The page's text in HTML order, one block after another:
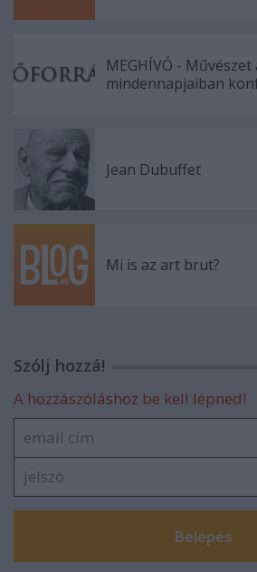
MEGHÍVÓ -
mindennapjaiban
Jean Dubuffet
Mi is az art brut?
Szólj hozzá!
A hozzászóláshoz be kell lépned!